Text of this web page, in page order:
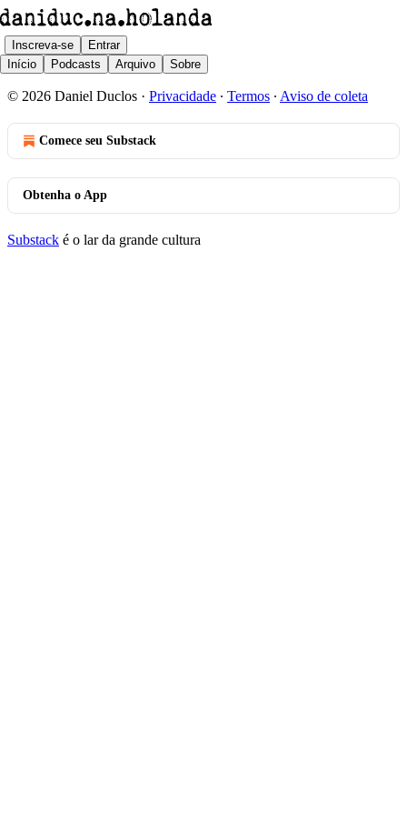
Inscreva-se
Entrar
Início
Podcasts Arquivo Sobre
© 2026 Daniel Duclos · Privacidade ∙ Termos ∙ Aviso de coleta
Comece seu Substack
Obtenha o App
Substack é o lar da grande cultura